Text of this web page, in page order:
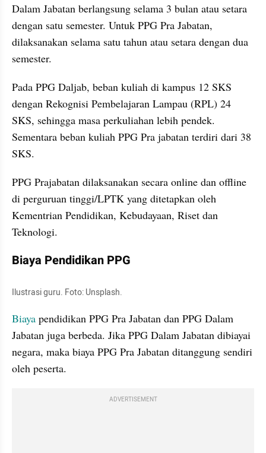
Dalam Jabatan berlangsung selama 3 bulan atau setara
dengan satu semester. Untuk PPG Pra Jabatan,
dilaksanakan selama satu tahun atau setara dengan dua
semester.
Pada PPG Daljab, beban kuliah di kampus 12 SKS
dengan Rekognisi Pembelajaran Lampau (RPL) 24
SKS, sehingga masa perkuliahan lebih pendek.
Sementara beban kuliah PPG Pra jabatan terdiri dari 38
SKS.
PPG Prajabatan dilaksanakan secara online dan offline
di perguruan tinggi/LPTK yang ditetapkan oleh
Kementrian Pendidikan, Kebudayaan, Riset dan
Teknologi.
Biaya Pendidikan PPG
Ilustrasi guru. Foto: Unsplash.
Biaya pendidikan PPG Pra Jabatan dan PPG Dalam
Jabatan juga berbeda. Jika PPG Dalam Jabatan dibiayai
negara, maka biaya PPG Pra Jabatan ditanggung sendiri
oleh peserta.
ADVERTISEMENT